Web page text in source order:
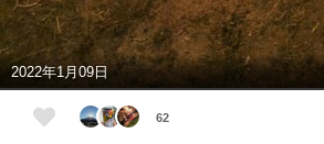
2022年1月09日
62